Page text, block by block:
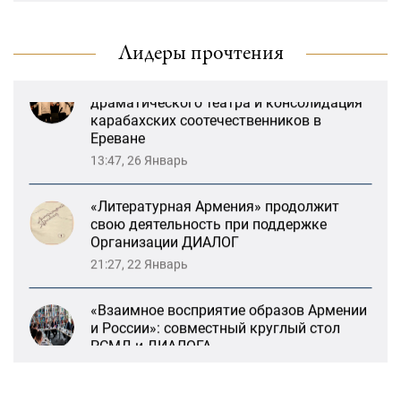
Лидеры прочтения
Возрождение Степанакертского русского
Ереване
13:47, 26 Январь
«Литературная Армения» продолжит
свою деятельность при поддержке
Организации ДИАЛОГ
21:27, 22 Январь
«Взаимное восприятие образов Армении
и России»: совместный круглый стол
РСМД и ДИАЛОГА
13:59, 29 Май